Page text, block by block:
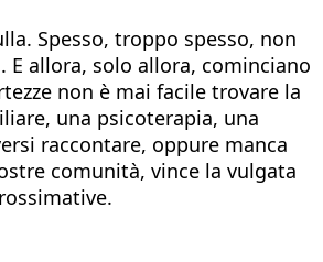
Spesso, troppo spesso, non
allora, solo allora, cominciano
non è mai facile trovare la
una psicoterapia, una
raccontare, oppure manca
comunità, vince la vulgata